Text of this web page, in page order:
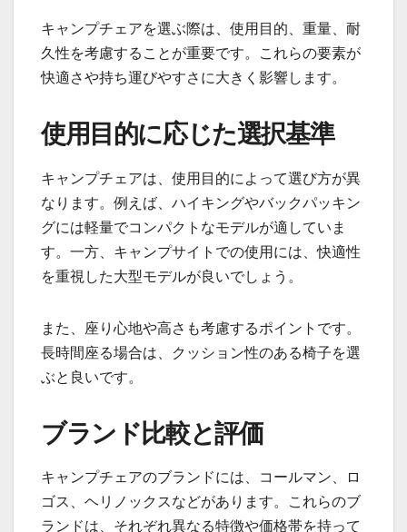
キャンプチェアを選ぶ際は、使用目的、重量、耐
久性を考慮することが重要です。これらの要素が
快適さや持ち運びやすさに大きく影響します。
使用目的に応じた選択基準
キャンプチェアは、使用目的によって選び方が異
なります。例えば、ハイキングやバックパッキン
グには軽量でコンパクトなモデルが適していま
す。一方、キャンプサイトでの使用には、快適性
を重視した大型モデルが良いでしょう。
また、座り心地や高さも考慮するポイントです。
長時間座る場合は、クッション性のある椅子を選
ぶと良いです。
ブランド比較と評価
キャンプチェアのブランドには、コールマン、ロ
ゴス、ヘリノックスなどがあります。これらのブ
ランドは、それぞれ異なる特徴や価格帯を持って